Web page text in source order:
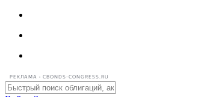
РЕКЛАМА • CBONDS-CONGRESS.RU